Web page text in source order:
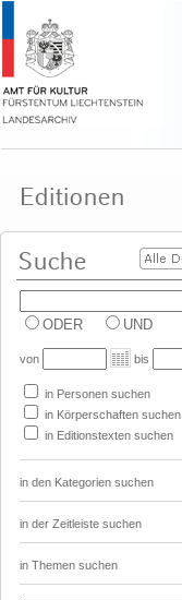
ODER UND
von bis
in Personen suchen
in Körperschaften suchen
in Editionstexten suchen
in den Kategorien suchen
in der Zeitleiste suchen
in Themen suchen